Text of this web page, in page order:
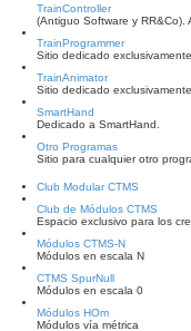
TrainController
(Antiguo Software y
TrainProgrammer
Sitio dedicado
TrainAnimator
Sitio dedicado
SmartHand
Dedicado a SmartHand.
Otro Programas
Sitio para cualquier otro
Club Modular CTMS
Club de Módulos CTMS
Espacio exclusivo para los
Módulos CTMS-N
Módulos en escala N
CTMS SpurNull
Módulos en escala 0
Módulos HOm
Módulos vía métrica